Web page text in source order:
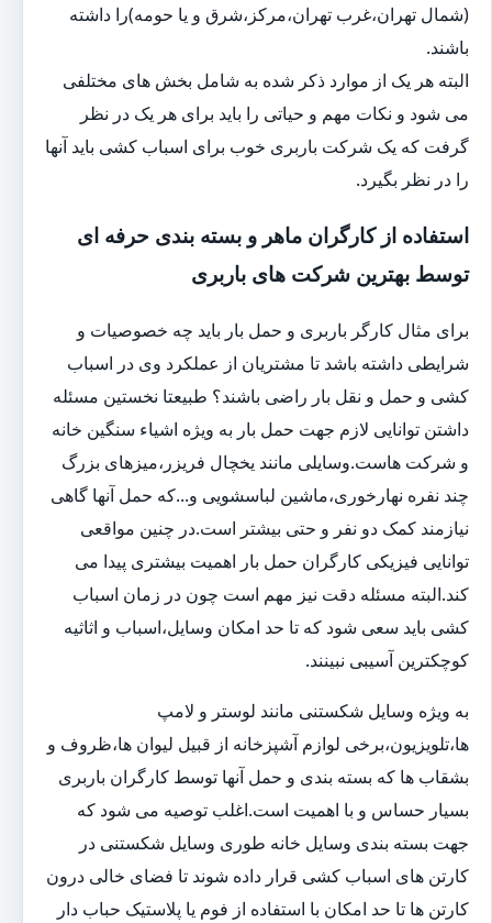
(شمال تهران،غرب تهران،مرکز،شرق و یا حومه)را داشته
باشند.
البته هر یک از موارد ذکر شده به شامل بخش های مختلفی
می شود و نکات مهم و حیاتی را باید برای هر یک در نظر
گرفت که یک شرکت باربری خوب برای اسباب کشی باید آنها
را در نظر بگیرد.
استفاده از کارگران ماهر و بسته بندی حرفه ای
توسط بهترین شرکت های باربری
برای مثال کارگر باربری و حمل بار باید چه خصوصیات و
شرایطی داشته باشد تا مشتریان از عملکرد وی در اسباب
کشی و حمل و نقل بار راضی باشند؟ طبیعتا نخستین مسئله
داشتن توانایی لازم جهت حمل بار به ویژه اشیاء سنگین خانه
و شرکت هاست.وسایلی مانند یخچال فریزر،میزهای بزرگ
چند نفره نهارخوری،ماشین لباسشویی و...که حمل آنها گاهی
نیازمند کمک دو نفر و حتی بیشتر است.در چنین مواقعی
توانایی فیزیکی کارگران حمل بار اهمیت بیشتری پیدا می
کند.البته مسئله دقت نیز مهم است چون در زمان اسباب
کشی باید سعی شود که تا حد امکان وسایل،اسباب و اثاثیه
کوچکترین آسیبی نبینند.
به ویژه وسایل شکستنی مانند لوستر و لامپ
ها،تلویزیون،برخی لوازم آشپزخانه از قبیل لیوان ها،ظروف و
بشقاب ها که بسته بندی و حمل آنها توسط کارگران باربری
بسیار حساس و با اهمیت است.اغلب توصیه می شود که
جهت بسته بندی وسایل خانه طوری وسایل شکستنی در
کارتن های اسباب کشی قرار داده شوند تا فضای خالی درون
کارتن ها تا حد امکان با استفاده از فوم یا پلاستیک حباب دار